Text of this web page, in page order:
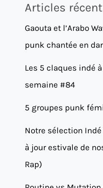
Articles
Gaouta et l’Arabo
punk chantée en
Les 5 claques indé
semaine #84
5 groupes punk
Notre sélection
à jour estivale de
Rap)